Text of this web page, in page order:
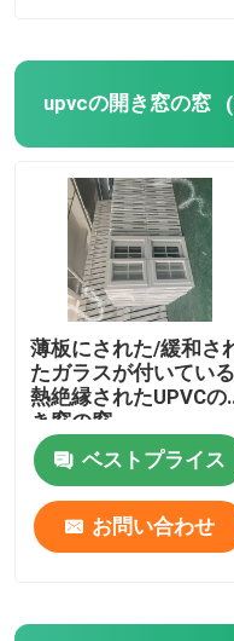
UPVCのドアのプロ
UPVCの放出のプロ
upvcの開き窓の窓
upvcのスライディ
UPVCのフレンチ ド
UPVCの引き戸
upvcの開き窓の窓
薄板にされた/緩和さ
たガラスが付いている
熱絶縁されたUPVCの
き窓の窓
ベストプライス
お問い合わせ